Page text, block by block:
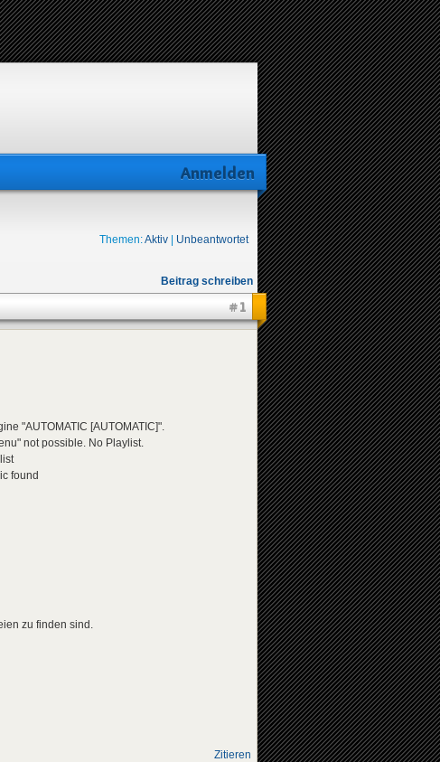
Anmelden
Themen:Aktiv
Unbeantwortet
Beitrag schreiben
#1
"AUTOMATIC [AUTOMATIC]".
not possible. No Playlist.
found
zu finden sind.
Zitieren